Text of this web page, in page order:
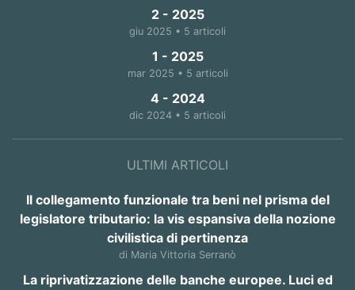
2 - 2025
giu 2025 • 5 articoli
1 - 2025
mar 2025 • 5 articoli
4 - 2024
dic 2024 • 5 articoli
ULTIMI ARTICOLI
Il collegamento funzionale tra beni nel prisma del
legislatore tributario: la vis espansiva della nozione
civilistica di pertinenza
di Maria Vittoria Serranò
La riprivatizzazione delle banche europee. Luci ed